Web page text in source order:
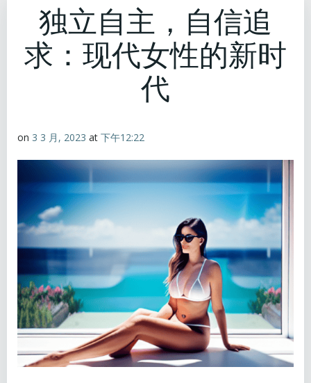
独立自主，自信追
求：现代女性的新时
代
on 3 3 月, 2023 at 下午12:22